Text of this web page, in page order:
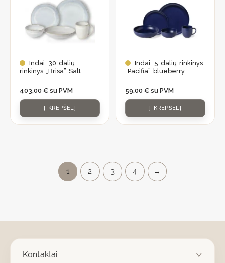
Indai: 30 dalių
rinkinys „Brisa” Salt
403,00 € su PVM
Į KREPŠELĮ
Indai: 5 dalių rinkinys
„Pacifia” blueberry
59,00 € su PVM
Į KREPŠELĮ
1 2 3 4 →
Kontaktai